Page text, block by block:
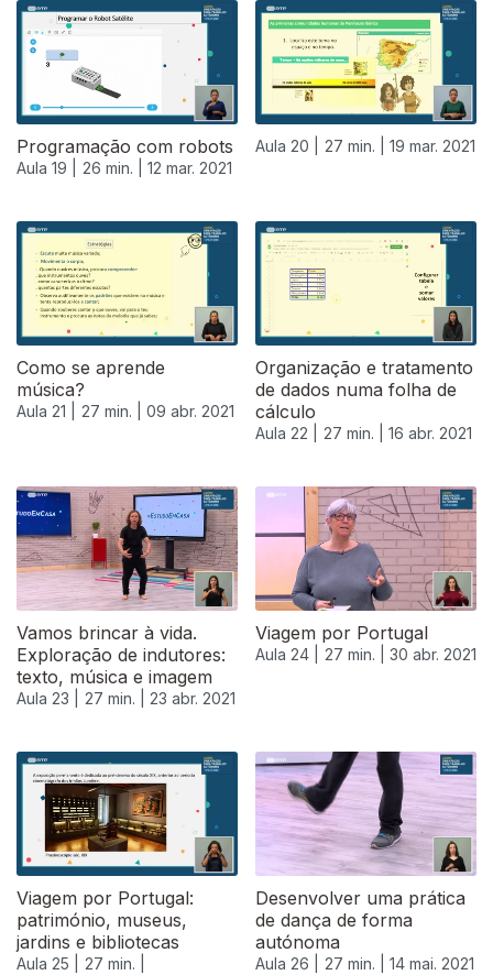
Programação com robots
Aula 19 | 26 min. | 12 mar. 2021
Aula 20 | 27 min. | 19 mar. 2021
Como se aprende
música?
Aula 21 | 27 min. | 09 abr. 2021
Organização e tratamento
de dados numa folha de
cálculo
Aula 22 | 27 min. | 16 abr. 2021
Vamos brincar à vida.
Exploração de indutores:
texto, música e imagem
Aula 23 | 27 min. | 23 abr. 2021
Viagem por Portugal
Aula 24 | 27 min. | 30 abr. 2021
540634
Viagem por Portugal:
património, museus,
jardins e bibliotecas
Aula 25 |
27 min. |
Desenvolver uma prática
de dança de forma
autónoma
Aula 26 | 27 min. | 14 mai. 2021